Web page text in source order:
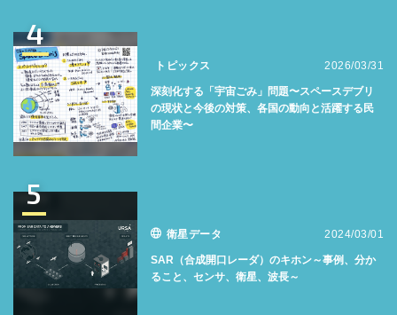
4
トピックス 2026/03/31
深刻化する「宇宙ごみ」問題〜スペースデブリ
の現状と今後の対策、各国の動向と活躍する民
間企業〜
5
衛星データ 2024/03/01
SAR（合成開口レーダ）のキホン～事例、分か
ること、センサ、衛星、波長～